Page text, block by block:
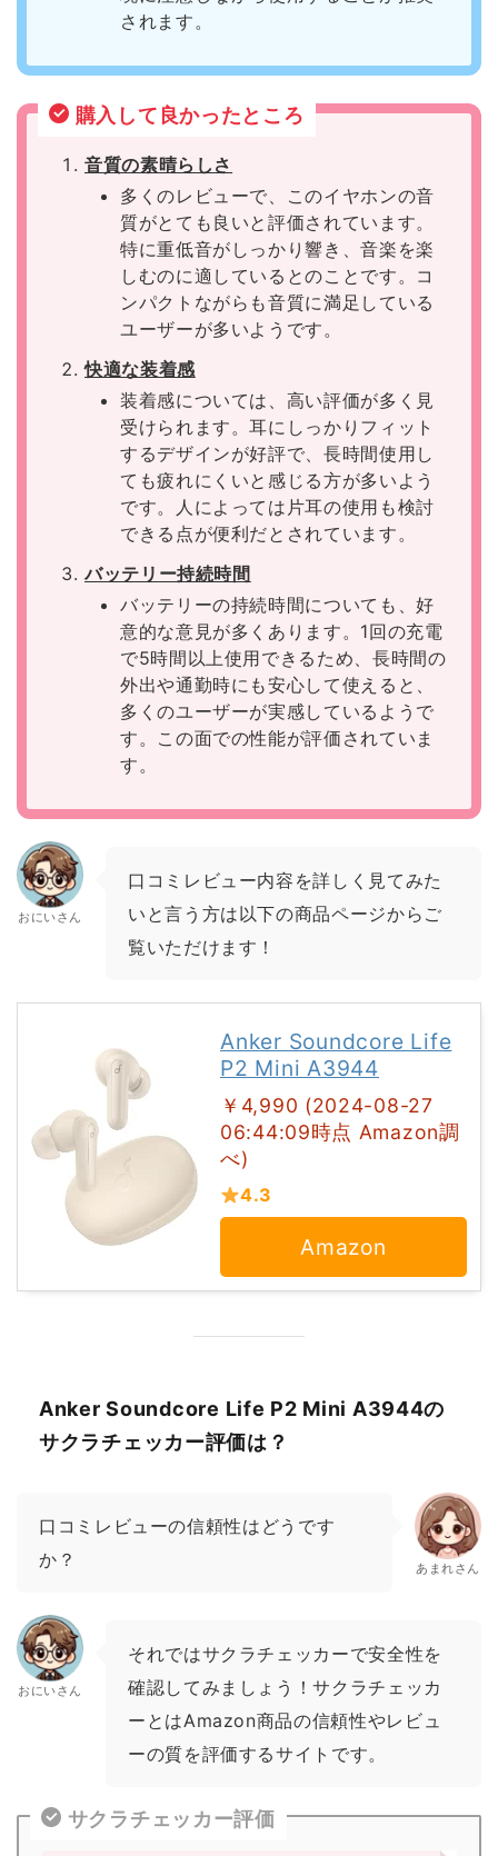
されます。
購入して良かったところ
音質の素晴らしさ
多くのレビューで、このイヤホンの音
質がとても良いと評価されています。
特に重低音がしっかり響き、音楽を楽
しむのに適しているとのことです。コ
ンパクトながらも音質に満足している
ユーザーが多いようです。
快適な装着感
装着感については、高い評価が多く見
受けられます。耳にしっかりフィット
するデザインが好評で、長時間使用し
ても疲れにくいと感じる方が多いよう
です。人によっては片耳の使用も検討
できる点が便利だとされています。
バッテリー持続時間
バッテリーの持続時間についても、好
意的な意見が多くあります。1回の充電
で5時間以上使用できるため、長時間の
外出や通勤時にも安心して使えると、
多くのユーザーが実感しているようで
す。この面での性能が評価されていま
す。
おにいさん
口コミレビュー内容を詳しく見てみた
いと言う方は以下の商品ページからご
覧いただけます！
Anker Soundcore Life
P2 Mini A3944
￥4,990 (2024-08-27
06:44:09時点 Amazon調
べ)
4.3
Amazon
Anker Soundcore Life P2 Mini A3944の
サクラチェッカー評価は？
口コミレビューの信頼性はどうです
か？
あまれさん
おにいさん
それではサクラチェッカーで安全性を
確認してみましょう！サクラチェッカ
ーとはAmazon商品の信頼性やレビュ
ーの質を評価するサイトです。
サクラチェッカー評価